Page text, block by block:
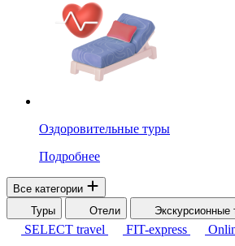
Оздоровительные туры
Подробнее
Все категории
Туры
Отели Экскурсионные
SELECT travel
FIT-express